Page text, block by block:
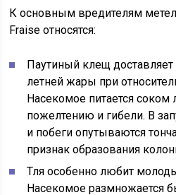
К основным вредителям
Fraise относятся:
Паутиный клещ доставляет
летней жары при
Насекомое питается соком
пожелтению и гибели. В
и побеги опутываются
признак образования
Тля особенно любит
Насекомое размножается